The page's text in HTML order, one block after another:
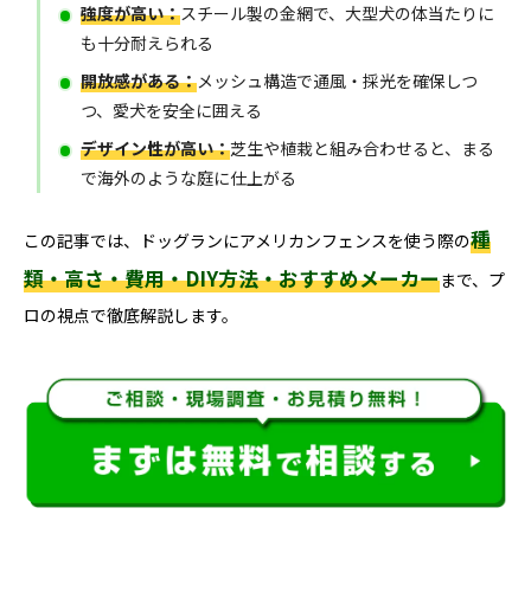
強度が高い：スチール製の金網で、大型犬の体当たりに
も十分耐えられる
開放感がある：メッシュ構造で通風・採光を確保しつ
つ、愛犬を安全に囲える
デザイン性が高い：芝生や植栽と組み合わせると、まる
で海外のような庭に仕上がる
この記事では、ドッグランにアメリカンフェンスを使う際の種
類・高さ・費用・DIY方法・おすすめメーカーまで、プ
ロの視点で徹底解説します。